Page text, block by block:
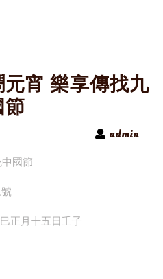
宵 樂享傳找九
admin
國節
正月十五日壬子